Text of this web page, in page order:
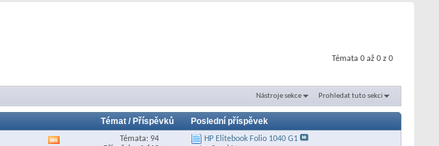
Témata 0 až 0 z 0
Nástroje sekce Prohledat tuto sekci
Témat / Příspěvků Poslední příspěvek
Témata: 94
HP Elitebook Folio 1040 G1